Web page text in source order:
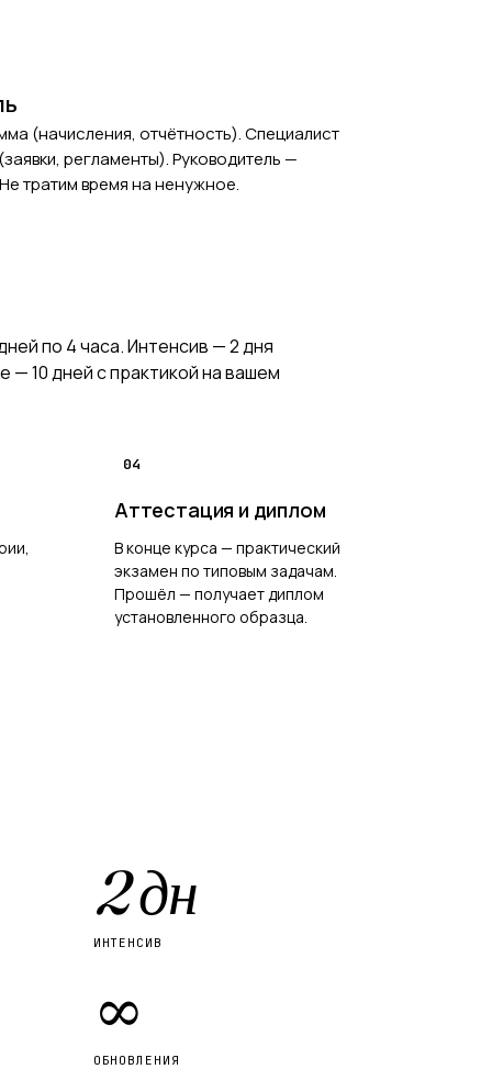
(начисления, отчётность). Специалист
регламенты). Руководитель —
тратим время на ненужное.
по 4 часа. Интенсив — 2 дня
— 10 дней с практикой на вашем
04
Аттестация и диплом
В конце курса — практический
экзамен по типовым задачам.
Прошёл — получает диплом
установленного образца.
2 дн
ИНТЕНСИВ
∞
ОБНОВЛЕНИЯ